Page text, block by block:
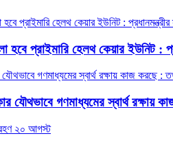
হবে প্রাইমারি হেলথ কেয়ার ইউনিট :
যৌথভাবে গণমাধ্যমের স্বার্থ রক্ষায়